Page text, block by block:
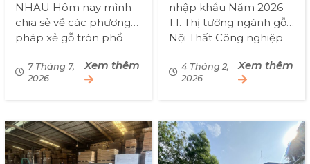
NHAU Hôm nay mình
chia sẻ về các phương
pháp xẻ gỗ tròn phổ
vân gỗ núi, vân thẳng,
vân vằn vện. Khách
7 Tháng 7,
2026
Xem thêm
nhập khẩu Năm 2026
1.1. Thị tường ngành gỗ
Nội Thất Công nghiệp
quy mô và mở rộng thị
phần Thị trường nội
4 Tháng 2,
2026
Xem thêm